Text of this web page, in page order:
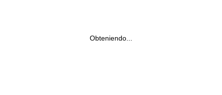
Obteniendo...